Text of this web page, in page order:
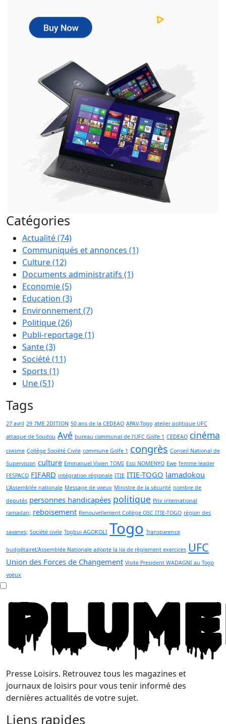
Catégories
Actualité(74)
Communiqués et annonces (1)
Culture(12)
Documents administratifs (1)
Economie(5)
Education (3)
Environnement(7)
Politique(26)
Publi-reportage(1)
Sante(3)
Société(11)
Sports (1)
Une(51)
Tags
27 avril 29 7ME 2DITION 50 ans de la CEDEAO APAV-Togo atelier politique UFC
attaque de Soudou Avé bureau communal de l’UFC Golfe 1 CEDEAO cinéma
civisme Collège Société Civile commune Golfe 1 congrès Conseil National de
Supervision culture Emmanuel Vivien TOMI Essi NOMENYO Ewe femme leader
FESPACO FIFARD intégration régionale ITIE ITIE-TOGO lamadokou
L’Assemblée nationale Message de voeux Ministre de la sécurité nombre de
deputés personnes handicapées politique Prix international
ramadan; reboisement Renouvellement Collège OSC ITIE-TOGO région des
savanes; Société civile Togbui AGOKOLI Togo Transparence
budgétaireL’Assemblée Nationale adopte la loi de règlement exercices UFC
Union des Forces de Changement Visite President WADAGNI au Togo
voeux
Presse Loisirs. Retrouvez tous les magazines et
journaux de loisirs pour vous tenir informé des
dernières actualités de votre sujet.
Liens rapides